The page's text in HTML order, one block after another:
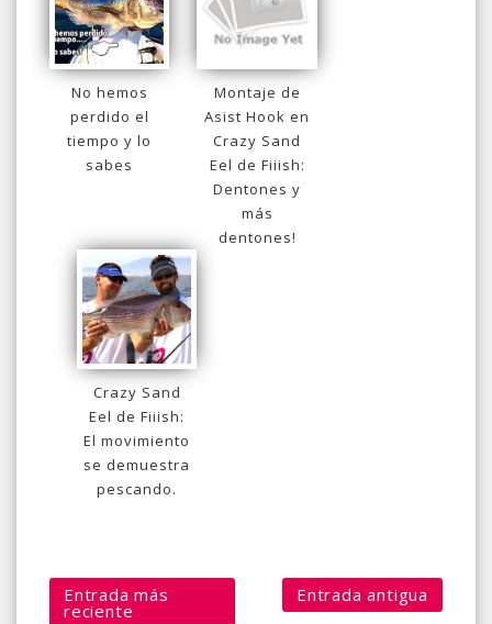
No hemos
perdido el
tiempo y lo
sabes
Montaje de
Asist Hook en
Crazy Sand
Eel de Fiiish:
Dentones y
más
dentones!
Crazy Sand
Eel de Fiiish:
El movimiento
se demuestra
pescando.
Entrada más
reciente
Entrada antigua